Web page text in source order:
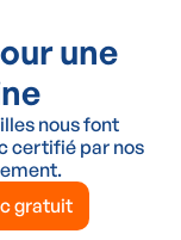
une
nous font
certifié par nos
gratuit